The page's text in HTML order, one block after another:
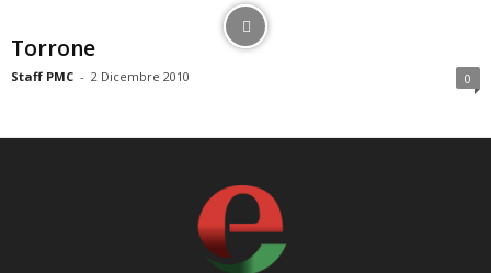
Torrone
Staff PMC - 2 Dicembre 2010 0